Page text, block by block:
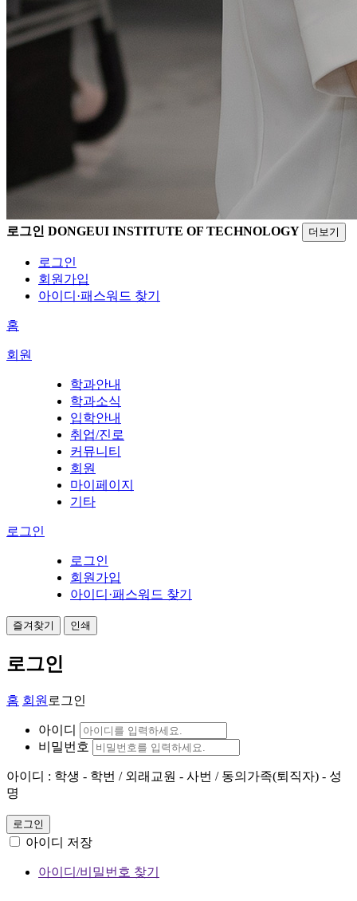
로그인 DONGEUI INSTITUTE OF TECHNOLOGY 더보기
로그인
회원가입
아이디·패스워드 찾기
홈
회원
학과안내
학과소식
입학안내
취업/진로
커뮤니티
회원
마이페이지
기타
로그인
로그인
회원가입
아이디·패스워드 찾기
즐겨찾기 인쇄
로그인
홈 회원 로그인
아이디
비밀번호
아이디 : 학생 - 학번 / 외래교원 - 사번 / 동의가족(퇴직자) - 성
명
로그인
아이디 저장
아이디/비밀번호 찾기